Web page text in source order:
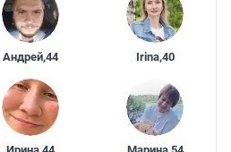
Андрей,44 Irina,40